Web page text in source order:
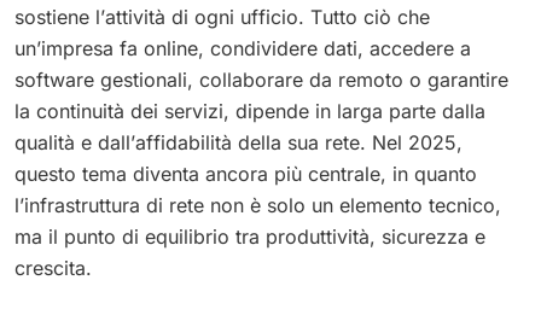
sostiene l’attività di ogni ufficio. Tutto ciò che
un’impresa fa online, condividere dati, accedere a
software gestionali, collaborare da remoto o garantire
la continuità dei servizi, dipende in larga parte dalla
qualità e dall’affidabilità della sua rete. Nel 2025,
questo tema diventa ancora più centrale, in quanto
l’infrastruttura di rete non è solo un elemento tecnico,
ma il punto di equilibrio tra produttività, sicurezza e
crescita.